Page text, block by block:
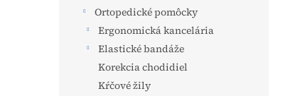
Ortopedické pomôcky
Ergonomická kancelária
Elastické bandáže
Korekcia chodidiel
Kŕčové žily